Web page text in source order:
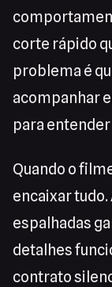
corte rápido
problema é
acompanhar
para
Quando o
encaixar tudo.
espalhadas
detalhes
contrato